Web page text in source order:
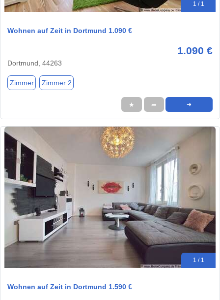
1 / 1
Wohnen auf Zeit in Dortmund 1.090 €
1.090 €
Dortmund, 44263
Zimmer Zimmer 2
★ ➦ ➜
1 / 1
Wohnen auf Zeit in Dortmund 1.590 €